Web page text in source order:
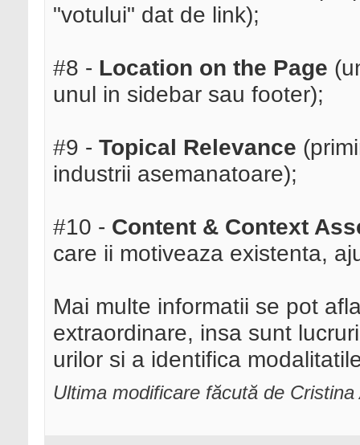
"votului" dat de link);
#8 - Location on the Page
unul in sidebar sau footer);
#9 - Topical Relevance
industrii asemanatoare);
#10 - Content & Context
care ii motiveaza existenta,
Mai multe informatii se pot
extraordinare, insa sunt
urilor si a identifica
Ultima modificare făcută de